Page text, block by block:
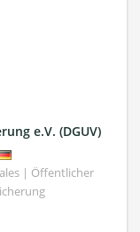
e.V. (DGUV)
| Öffentlicher